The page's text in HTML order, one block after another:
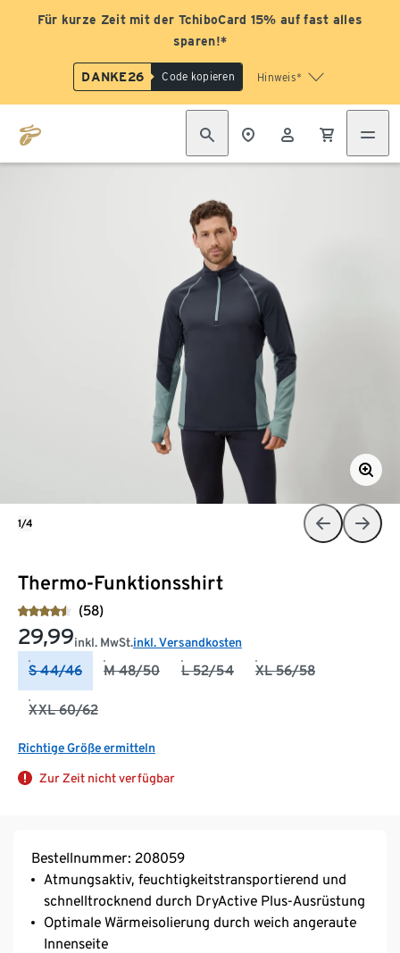
Für kurze Zeit mit der TchiboCard 15% auf fast alles
sparen!*
DANKE26 Code kopieren Hinweis*
Thermo-Funktionsshirt
(58)
29,99inkl. MwSt.inkl. Versandkosten
S 44/46 M 48/50 L 52/54 XL 56/58
XXL 60/62
Richtige Größe ermitteln
Zur Zeit nicht verfügbar
1/4
Bestellnummer: 208059
Atmungsaktiv, feuchtigkeitstransportierend und
schnelltrocknend durch DryActive Plus-Ausrüstung
Optimale Wärmeisolierung durch weich angeraute
Innenseite